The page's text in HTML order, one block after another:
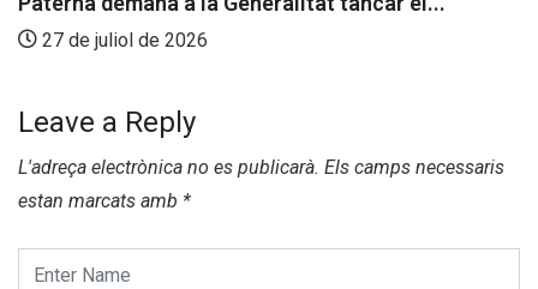
27 de juliol de 2026
Leave a Reply
L'adreça electrònica no es publicarà. Els camps necessaris
estan marcats amb *